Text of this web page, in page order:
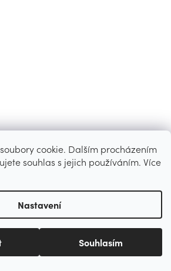
cookie. Dalším procházením
souhlas s jejich používáním. Více
Nastavení
Souhlasím